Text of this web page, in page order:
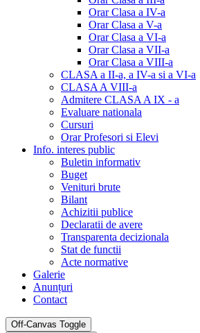
Orar Clasa a IV-a
Orar Clasa a V-a
Orar Clasa a VI-a
Orar Clasa a VII-a
Orar Clasa a VIII-a
CLASA a II-a, a IV-a si a VI-a
CLASA A VIII-a
Admitere CLASA A IX - a
Evaluare nationala
Cursuri
Orar Profesori si Elevi
Info. interes public
Buletin informativ
Buget
Venituri brute
Bilant
Achizitii publice
Declaratii de avere
Transparenta decizionala
Stat de functii
Acte normative
Galerie
Anunțuri
Contact
Off-Canvas Toggle